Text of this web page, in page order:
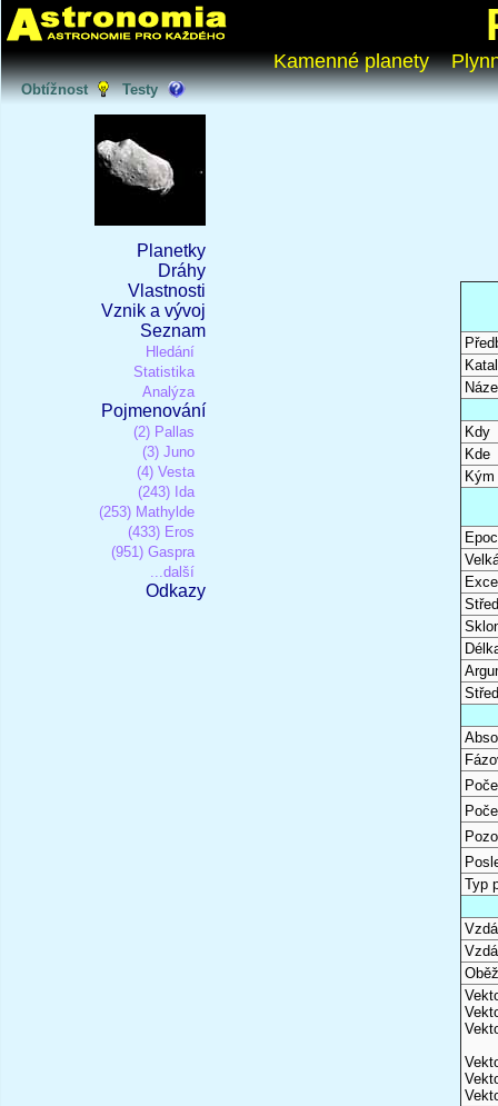
Kamenné planety
Obtížnost Testy
Planetky
Dráhy
Vlastnosti
Vznik a vývoj
Seznam
Hledání
Statistika
Analýza
Pojmenování
(2) Pallas
(3) Juno
(4) Vesta
(243) Ida
(253) Mathylde
(433) Eros
(951) Gaspra
...další
Odkazy
Kdy
Kde
Kým
Typ